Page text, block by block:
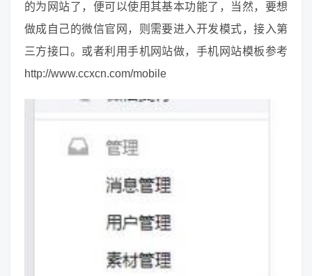
的为网站了，便可以使用其基本功能了，当然，要想
做成自己的微信官网，则需要进入开发模式，接入第
三方接口。或者利用手机网站做，手机网站模板参考
http://www.ccxcn.com/mobile